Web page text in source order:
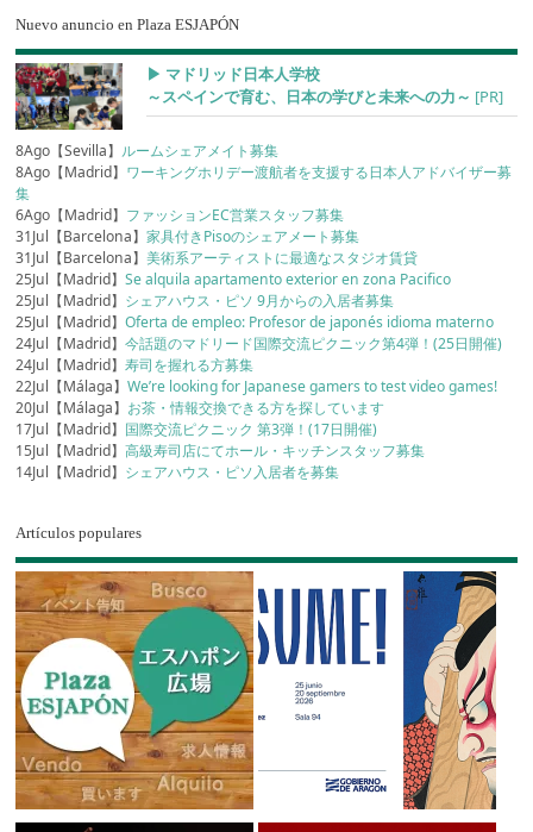
Nuevo anuncio en Plaza ESJAPÓN
▶︎ マドリッド日本人学校
～スペインで育む、日本の学びと未来への力～ [PR]
8Ago【Sevilla】 ルームシェアメイト募集
8Ago【Madrid】 ワーキングホリデー渡航者を支援する日本人アドバイザー募
集
6Ago【Madrid】 ファッションEC営業スタッフ募集
31Jul【Barcelona】家具付きPisoのシェアメート募集
31Jul【Barcelona】美術系アーティストに最適なスタジオ賃貸
25Jul【Madrid】Se alquila apartamento exterior en zona Pacifico
25Jul【Madrid】 シェアハウス・ピソ 9月からの入居者募集
25Jul【Madrid】Oferta de empleo: Profesor de japonés idioma materno
24Jul【Madrid】今話題のマドリード国際交流ピクニック第4弾！(25日開催)
24Jul【Madrid】寿司を握れる方募集
22Jul【Málaga】We’re looking for Japanese gamers to test video games!
20Jul【Málaga】 お茶・情報交換できる方を探しています
17Jul【Madrid】 国際交流ピクニック 第3弾！(17日開催)
15Jul【Madrid】高級寿司店にてホール・キッチンスタッフ募集
14Jul【Madrid】 シェアハウス・ピソ入居者を募集
Artículos populares